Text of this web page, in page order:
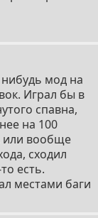
мод на
Играл бы в
спавна,
на 100
или вообще
сходил
есть.
местами баги